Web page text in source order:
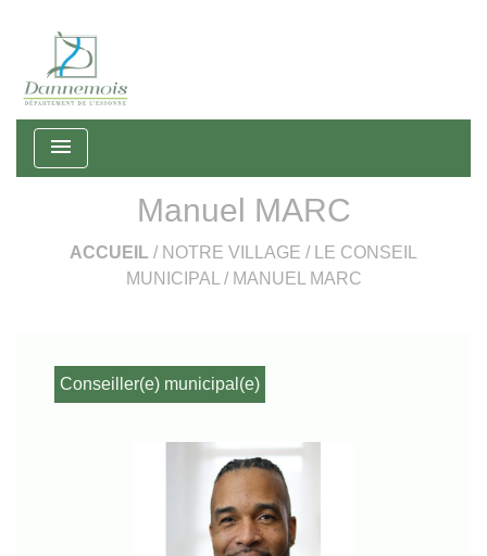
menu
Manuel MARC
ACCUEIL / NOTRE VILLAGE /
LE CONSEIL
MUNICIPAL
/ MANUEL MARC
Conseiller(e) municipal(e)